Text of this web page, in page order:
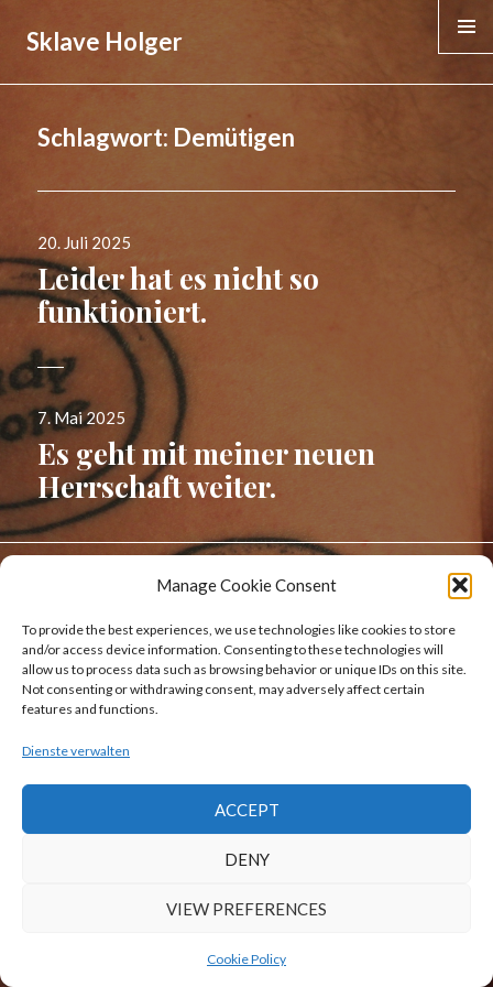
Manage Cookie Consent
To provide the best experiences, we use technologies like cookies to store
and/or access device information. Consenting to these technologies will
allow us to process data such as browsing behavior or unique IDs on this site.
Not consenting or withdrawing consent, may adversely affect certain
features and functions.
Dienste verwalten
ACCEPT
DENY
VIEW PREFERENCES
Cookie Policy
Sklave Holger
Schlagwort: Demütigen
Veröffentlicht
am
20. Juli 2025
Leider hat es nicht so
funktioniert.
Veröffentlicht
am
7. Mai 2025
Es geht mit meiner neuen
Herrschaft weiter.
Stolz präsentiert von WordPress|Theme: Afterlight von